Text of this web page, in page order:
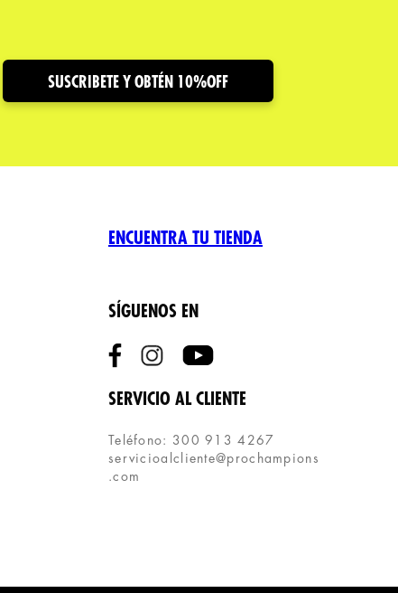
SUSCRIBETE Y OBTÉN 10%OFF
ENCUENTRA TU TIENDA
SÍGUENOS EN
SERVICIO AL CLIENTE
Teléfono: 300 913 4267
servicioalcliente@prochampions
.com